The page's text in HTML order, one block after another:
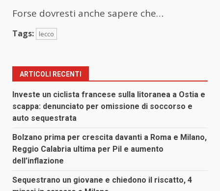
Forse dovresti anche sapere che…
Tags: lecco
ARTICOLI RECENTI
Investe un ciclista francese sulla litoranea a Ostia e
scappa: denunciato per omissione di soccorso e
auto sequestrata
Bolzano prima per crescita davanti a Roma e Milano,
Reggio Calabria ultima per Pil e aumento
dell’inflazione
Sequestrano un giovane e chiedono il riscatto, 4